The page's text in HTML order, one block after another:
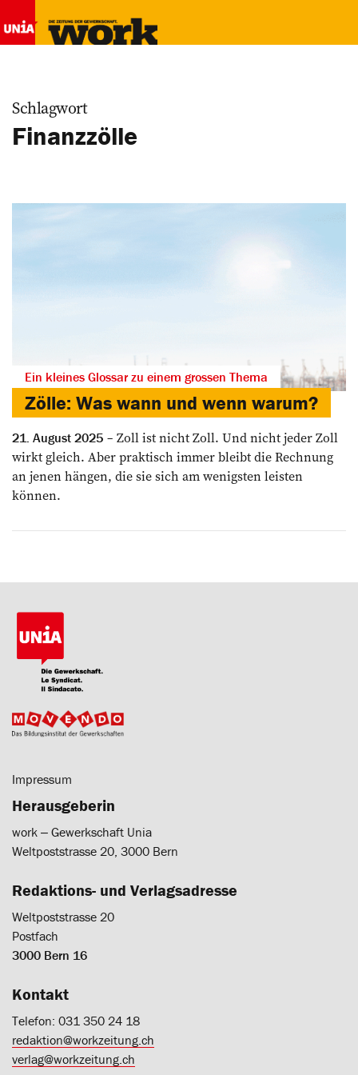
Schlagwort
Finanzzölle
Ein kleines Glossar zu einem grossen Thema
Zölle: Was wann und wenn warum?
21. August 2025
Zoll ist nicht Zoll. Und nicht jeder Zoll
wirkt gleich. Aber praktisch immer bleibt die Rechnung
an jenen hängen, die sie sich am wenigsten leisten
können.
Impressum
Herausgeberin
work ‒ Gewerkschaft Unia
Weltpoststrasse 20, 3000 Bern
Redaktions- und Verlagsadresse
Weltpoststrasse 20
Postfach
3000 Bern 16
Kontakt
Telefon: 031 350 24 18
redaktion@workzeitung.ch
verlag@workzeitung.ch